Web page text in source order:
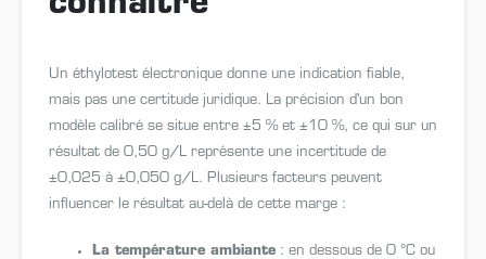
Un éthylotest électronique donne une indication fiable,
mais pas une certitude juridique. La précision d'un bon
modèle calibré se situe entre ±5 % et ±10 %, ce qui sur un
résultat de 0,50 g/L représente une incertitude de
±0,025 à ±0,050 g/L. Plusieurs facteurs peuvent
influencer le résultat au-delà de cette marge :
La température ambiante : en dessous de 0 °C ou